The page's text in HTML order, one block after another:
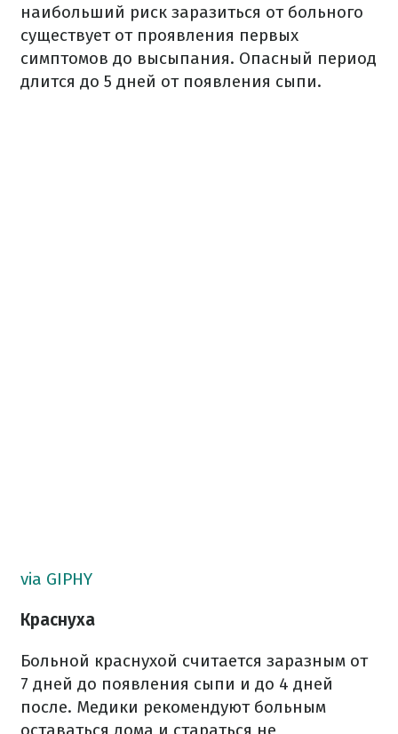
наибольший риск заразиться от больного
существует от проявления первых
симптомов до высыпания. Опасный период
длится до 5 дней от появления сыпи.
via GIPHY
Краснуха
Больной краснухой считается заразным от
7 дней до появления сыпи и до 4 дней
после. Медики рекомендуют больным